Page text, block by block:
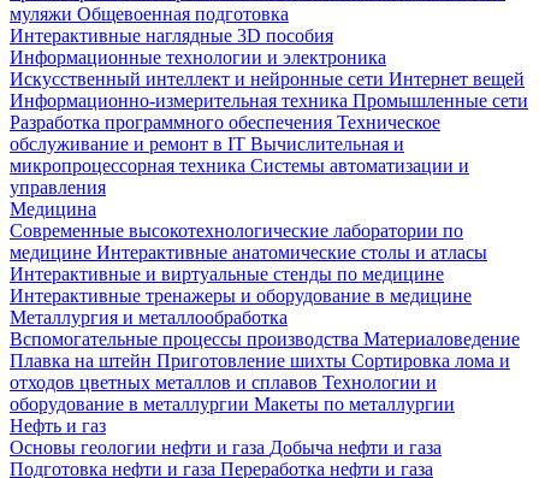
муляжи Общевоенная подготовка
Интерактивные наглядные 3D пособия
Информационные технологии и электроника
Искусственный интеллект и нейронные сети Интернет вещей
Информационно-измерительная техника Промышленные сети
Разработка программного обеспечения Техническое
обслуживание и ремонт в IT Вычислительная и
микропроцессорная техника Системы автоматизации и
управления
Медицина
Современные высокотехнологические лаборатории по
медицине Интерактивные анатомические столы и атласы
Интерактивные и виртуальные стенды по медицине
Интерактивные тренажеры и оборудование в медицине
Металлургия и металлообработка
Вспомогательные процессы производства Материаловедение
Плавка на штейн Приготовление шихты Сортировка лома и
отходов цветных металлов и сплавов Технологии и
оборудование в металлургии Макеты по металлургии
Нефть и газ
Основы геологии нефти и газа Добыча нефти и газа
Подготовка нефти и газа Переработка нефти и газа